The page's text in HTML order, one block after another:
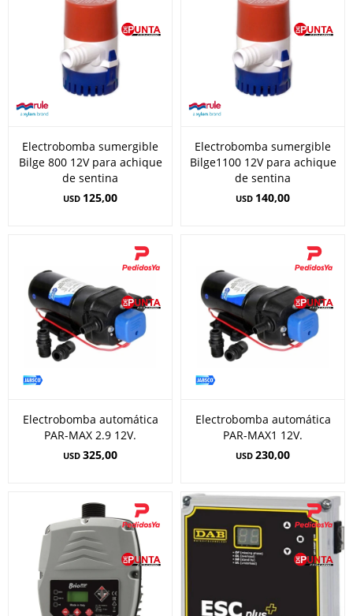
Electrobomba sumergible
Bilge 800 12V para achique
de sentina
USD 125,00
Electrobomba sumergible
Bilge1100 12V para achique
de sentina
USD 140,00
Electrobomba automática
PAR-MAX 2.9 12V.
USD 325,00
Electrobomba automática
PAR-MAX1 12V.
USD 230,00